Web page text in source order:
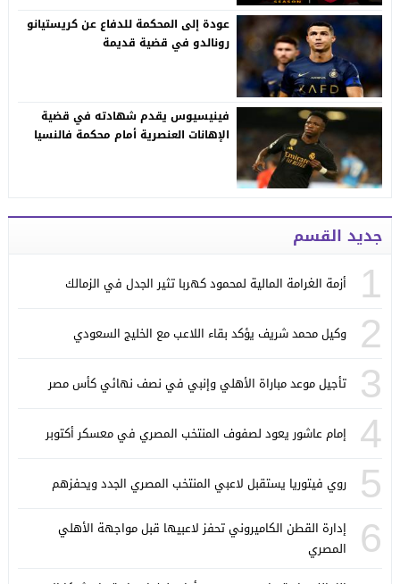
عودة إلى المحكمة للدفاع عن كريستيانو
رونالدو في قضية قديمة
فينيسيوس يقدم شهادته في قضية
الإهانات العنصرية أمام محكمة فالنسيا
جديد القسم
1 أزمة الغرامة المالية لمحمود كهربا تثير الجدل في الزمالك
2 وكيل محمد شريف يؤكد بقاء اللاعب مع الخليج السعودي
3 تأجيل موعد مباراة الأهلي وإنبي في نصف نهائي كأس مصر
4 إمام عاشور يعود لصفوف المنتخب المصري في معسكر أكتوبر
5 روي فيتوريا يستقبل لاعبي المنتخب المصري الجدد ويحفزهم
6
إدارة القطن الكاميروني تحفز لاعبيها قبل مواجهة الأهلي
المصري